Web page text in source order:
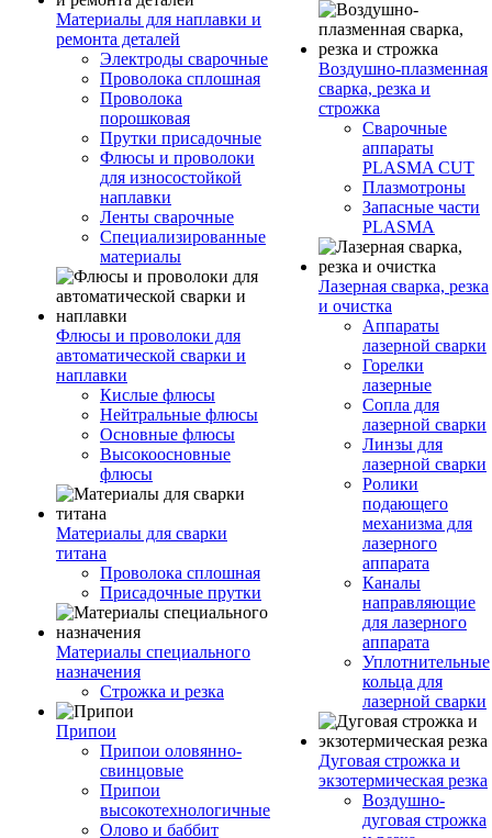
Материалы для наплавки и
ремонта деталей
Электроды сварочные
Проволока сплошная
Проволока
порошковая
Прутки присадочные
Флюсы и проволоки
для износостойкой
наплавки
Ленты сварочные
Специализированные
материалы
Флюсы и проволоки для
автоматической сварки и
наплавки
Кислые флюсы
Нейтральные флюсы
Основные флюсы
Высокоосновные
флюсы
Материалы для сварки
титана
Проволока сплошная
Присадочные прутки
Материалы специального
назначения
Строжка и резка
Припои
Припои оловянно-
свинцовые
Припои
высокотехнологичные
Олово и баббит
Воздушно-плазменная
сварка, резка и
строжка
Сварочные
аппараты
PLASMA CUT
Плазмотроны
Запасные части
PLASMA
Лазерная сварка, резка
и очистка
Аппараты
лазерной сварки
Горелки
лазерные
Сопла для
лазерной сварки
Линзы для
лазерной сварки
Ролики
подающего
механизма для
лазерного
аппарата
Каналы
направляющие
для лазерного
аппарата
Уплотнительные
кольца для
лазерной сварки
Дуговая строжка и
экзотермическая резка
Воздушно-
дуговая строжка